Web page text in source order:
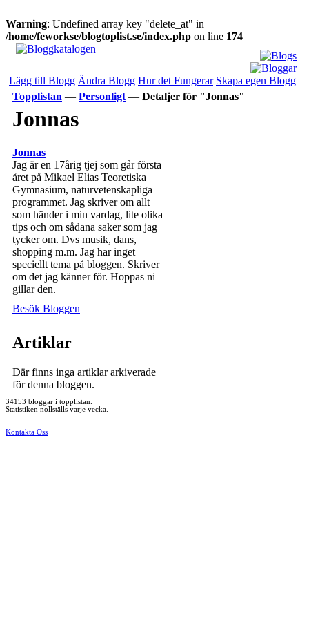
Warning: Undefined array key "delete_at" in
/home/feworkse/blogtoplist.se/index.php on line 174
Lägg till Blogg Ändra Blogg Hur det Fungerar Skapa egen Blogg
Topplistan — Personligt — Detaljer för "Jonnas"
Jonnas
Jonnas
Jag är en 17årig tjej som går första
året på Mikael Elias Teoretiska
Gymnasium, naturvetenskapliga
programmet. Jag skriver om allt
som händer i min vardag, lite olika
tips och om sådana saker som jag
tycker om. Dvs musik, dans,
shopping m.m. Jag har inget
speciellt tema på bloggen. Skriver
om det jag känner för. Hoppas ni
gillar den.
Besök Bloggen
Artiklar
Där finns inga artiklar arkiverade
för denna bloggen.
34153 bloggar i topplistan.
Statistiken nollställs varje vecka.
Kontakta Oss